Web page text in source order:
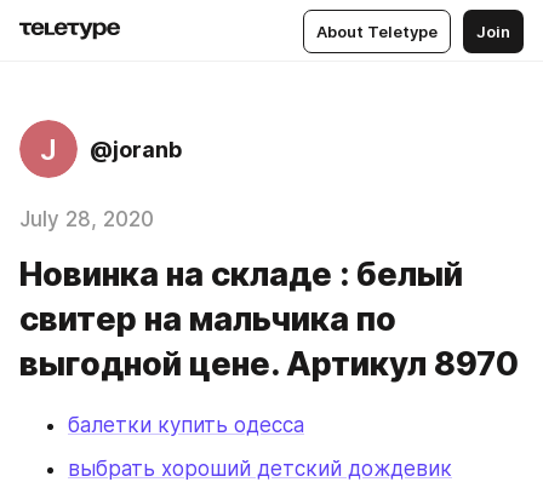
About Teletype Join
J @joranb
July 28, 2020
Новинка на складе : белый
свитер на мальчика по
выгодной цене. Артикул 8970
балетки купить одесса
выбрать хороший детский дождевик